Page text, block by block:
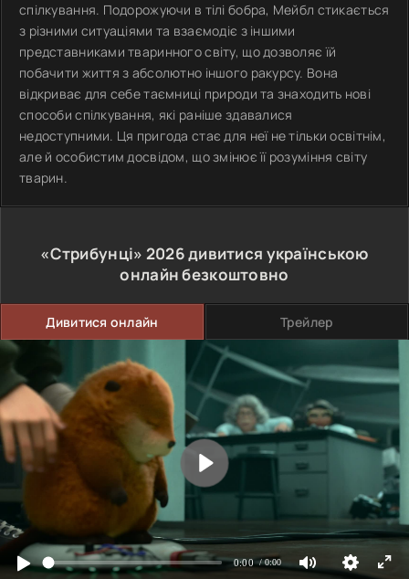
спілкування. Подорожуючи в тілі бобра, Мейбл стикається
з різними ситуаціями та взаємодіє з іншими
представниками тваринного світу, що дозволяє їй
побачити життя з абсолютно іншого ракурсу. Вона
відкриває для себе таємниці природи та знаходить нові
способи спілкування, які раніше здавалися
недоступними. Ця пригода стає для неї не тільки освітнім,
але й особистим досвідом, що змінює її розуміння світу
тварин.
«Стрибунці» 2026дивитися українською
онлайн безкоштовно
Дивитися онлайн Трейлер